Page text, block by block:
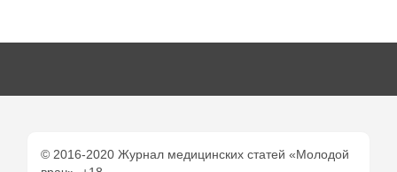
© 2016-2020 Журнал медицинских статей «Молодой